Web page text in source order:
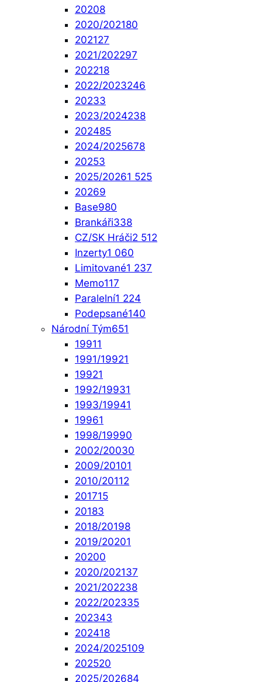
20208
2020/202180
202127
2021/202297
202218
2022/2023246
20233
2023/2024238
202485
2024/2025678
20253
2025/20261 525
20269
Base980
Brankáři338
CZ/SK Hráči2 512
Inzerty1 060
Limitované1 237
Memo117
Paralelní1 224
Podepsané140
Národní Tým651
19911
1991/19921
19921
1992/19931
1993/19941
19961
1998/19990
2002/20030
2009/20101
2010/20112
201715
20183
2018/20198
2019/20201
20200
2020/202137
2021/202238
2022/202335
202343
202418
2024/2025109
202520
2025/202684